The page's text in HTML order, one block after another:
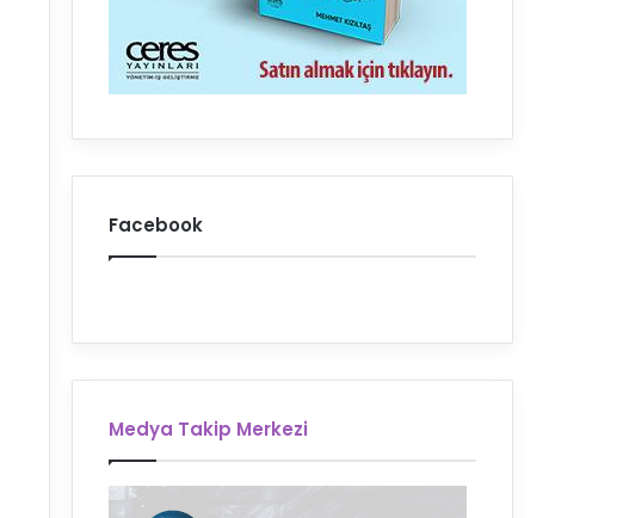
Facebook
Medya Takip Merkezi